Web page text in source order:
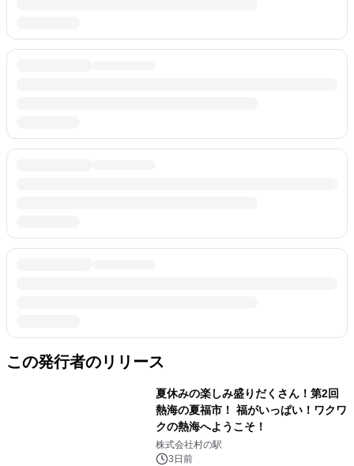
この発行者のリリース
夏休みの楽しみ盛りだくさん！第2回
熱海の夏福市！ 福がいっぱい！ワクワ
クの熱海へようこそ！
株式会社村の駅
3日前